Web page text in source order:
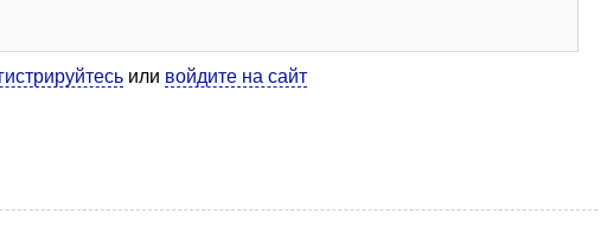
или войдите на сайт